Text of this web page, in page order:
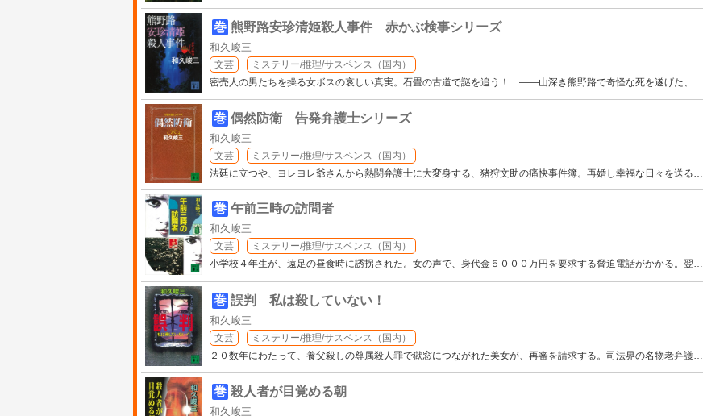
巻 熊野路安珍清姫殺人事件 赤かぶ検事シリーズ
和久峻三
文芸
ミステリー/推理/サスペンス（国内）
密売人の男たちを操る女ボスの哀しい真実。石畳の古道で謎を追う！ ――山深き熊野路で奇怪な死を遂げた、 …
巻 偶然防衛 告発弁護士シリーズ
和久峻三
文芸
ミステリー/推理/サスペンス（国内）
法廷に立つや、ヨレヨレ爺さんから熱闘弁護士に大変身する、猪狩文助の痛快事件簿。再婚し幸福な日々を送る…
巻 午前三時の訪問者
和久峻三
文芸
ミステリー/推理/サスペンス（国内）
小学校４年生が、遠足の昼食時に誘拐された。女の声で、身代金５０００万円を要求する脅迫電話がかかる。翌…
巻 誤判 私は殺していない！
和久峻三
文芸
ミステリー/推理/サスペンス（国内）
２０数年にわたって、養父殺しの尊属殺人罪で獄窓につながれた美女が、再審を請求する。司法界の名物老弁護…
巻 殺人者が目覚める朝
和久峻三